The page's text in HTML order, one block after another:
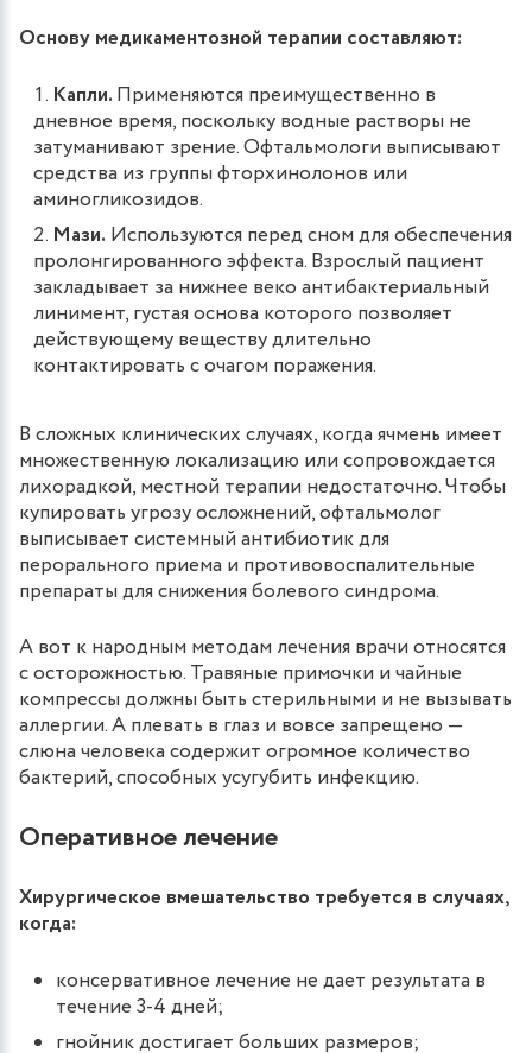
Основу медикаментозной терапии составляют:
Капли. Применяются преимущественно в
дневное время, поскольку водные растворы не
затуманивают зрение. Офтальмологи выписывают
средства из группы фторхинолонов или
аминогликозидов.
Мази. Используются перед сном для обеспечения
пролонгированного эффекта. Взрослый пациент
закладывает за нижнее веко антибактериальный
линимент, густая основа которого позволяет
действующему веществу длительно
контактировать с очагом поражения.
В сложных клинических случаях, когда ячмень имеет
множественную локализацию или сопровождается
лихорадкой, местной терапии недостаточно. Чтобы
купировать угрозу осложнений, офтальмолог
выписывает системный антибиотик для
перорального приема и противовоспалительные
препараты для снижения болевого синдрома.
А вот к народным методам лечения врачи относятся
с осторожностью. Травяные примочки и чайные
компрессы должны быть стерильными и не вызывать
аллергии. А плевать в глаз и вовсе запрещено —
слюна человека содержит огромное количество
бактерий, способных усугубить инфекцию.
Оперативное лечение
Хирургическое вмешательство требуется в случаях,
когда:
консервативное лечение не дает результата в
течение 3-4 дней;
гнойник достигает больших размеров;